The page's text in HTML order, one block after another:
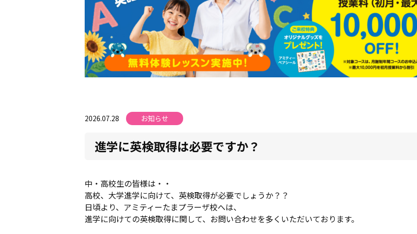
2026.07.28 お知らせ
進学に英検取得は必要ですか？
中・高校生の皆様は・・
高校、大学進学に向けて、英検取得が必要でしょうか？？
日頃より、アミティーたまプラーザ校へは、
進学に向けての英検取得に関して、お問い合わせを多くいただいております。